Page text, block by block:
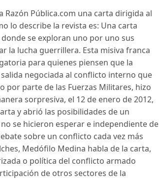
Razón Pública.com una carta dirigida al
lo describe la revista es: Una carta
donde se exploran uno por uno sus
la lucha guerrillera. Esta misiva franca
para quienes piensen que la
negociada al conflicto interno que
por parte de las Fuerzas Militares, hizo
sorpresiva, el 12 de enero de 2012,
y abrió las posibilidades de un
se hicieron esperar e independiente de
sobre un conflicto cada vez más
Medófilo Medina habla de la carta,
o política del conflicto armado
de otros sectores de la